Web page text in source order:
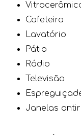
Cafeteira
Lavatório
Pátio
Rádio
Televisão
Janelas